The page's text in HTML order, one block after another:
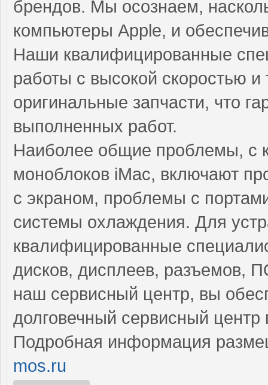
брендов. Мы осознаем,
компьютеры Apple, и
Наши квалифицированные
работы с высокой скоростью и
оригинальные запчасти, что
выполненных работ.
Наиболее общие проблемы, с
моноблоков iMac, включают
с экраном, проблемы с
системы охлаждения. Для
квалифицированные
дисков, дисплеев, разъемов,
наш сервисный центр, вы
долговечный сервисный
Подробная информация
mos.ru